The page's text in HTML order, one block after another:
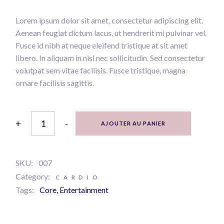
Lorem ipsum dolor sit amet, consectetur adipiscing elit.
Aenean feugiat dictum lacus, ut hendrerit mi pulvinar vel.
Fusce id nibh at neque eleifend tristique at sit amet
libero. In aliquam in nisl nec sollicitudin. Sed consectetur
volutpat sem vitae facilisis. Fusce tristique, magna
ornare facilisis sagittis.
Body Proteins quantity
+ - AJOUTER AU PANIER
SKU:
007
Category:
CARDIO
Tags: Core, Entertainment